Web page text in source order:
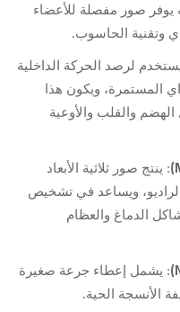
يوفر صور مفصلة للأعضاء
وتقنية الحاسوب.
لرصد الحركة الداخلية
المستمرة، ويكون هذا
والقلب والأوعية
: ينتج صور ثلاثية الأبعاد
ويساعد في تشخيص
الدماغ والعظام
: يشمل إعطاء جرعة صغيرة
الأنسجة الحية.